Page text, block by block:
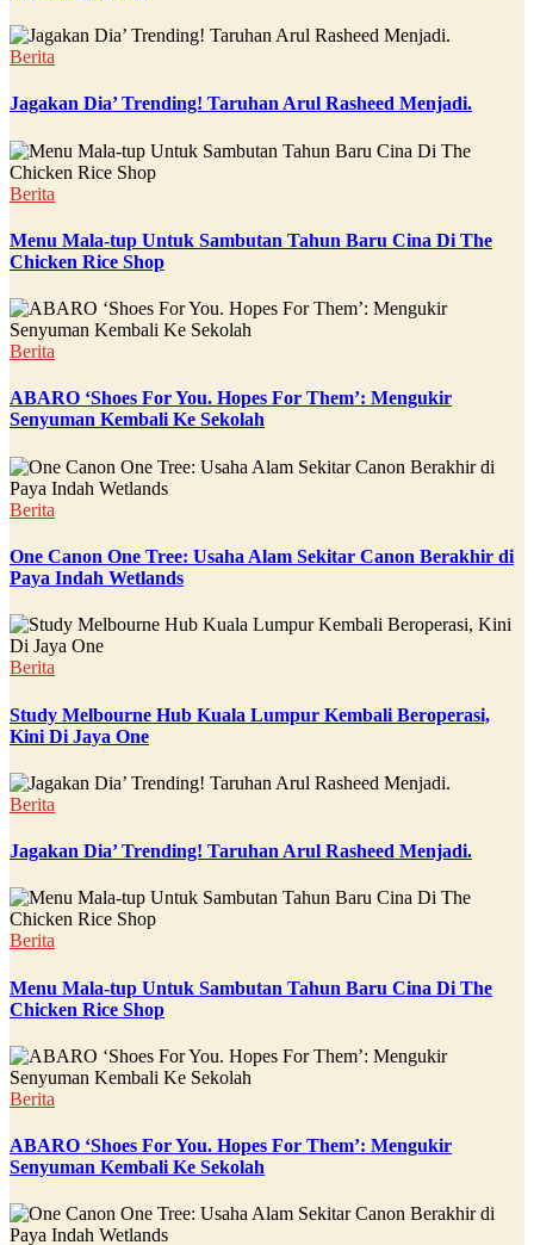
Berita
Jagakan Dia’ Trending! Taruhan Arul Rasheed Menjadi.
Berita
Menu Mala-tup Untuk Sambutan Tahun Baru Cina Di The
Chicken Rice Shop
Berita
ABARO ‘Shoes For You. Hopes For Them’: Mengukir
Senyuman Kembali Ke Sekolah
Berita
One Canon One Tree: Usaha Alam Sekitar Canon Berakhir di
Paya Indah Wetlands
Berita
Study Melbourne Hub Kuala Lumpur Kembali Beroperasi,
Kini Di Jaya One
Berita
Jagakan Dia’ Trending! Taruhan Arul Rasheed Menjadi.
Berita
Menu Mala-tup Untuk Sambutan Tahun Baru Cina Di The
Chicken Rice Shop
Berita
ABARO ‘Shoes For You. Hopes For Them’: Mengukir
Senyuman Kembali Ke Sekolah